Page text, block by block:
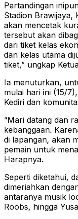
Pertandingan
Stadion Brawijaya,
akan mencetak
tersebut akan
dari tiket kelas
dan kelas utama
tiket,” ungkap
Ia menuturkan,
mulai hari ini (15/
Kediri dan
“Mari datang dan
kebanggaan.
di lapangan, akan
pemain untuk
Harapnya.
Seperti diketahui,
dimeriahkan
antaranya musik
Roobs, hingga